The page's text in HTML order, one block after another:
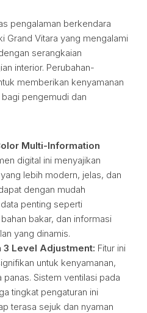
pengalaman berkendara
Grand Vitara yang mengalami
serangkaian
interior. Perubahan-
memberikan kenyamanan
pengemudi dan
Multi-Information
digital ini menyajikan
lebih modern, jelas, dan
dengan mudah
penting seperti
bakar, dan informasi
yang dinamis.
3 Level Adjustment: Fitur ini
untuk kenyamanan,
Sistem ventilasi pada
tingkat pengaturan ini
terasa sejuk dan nyaman